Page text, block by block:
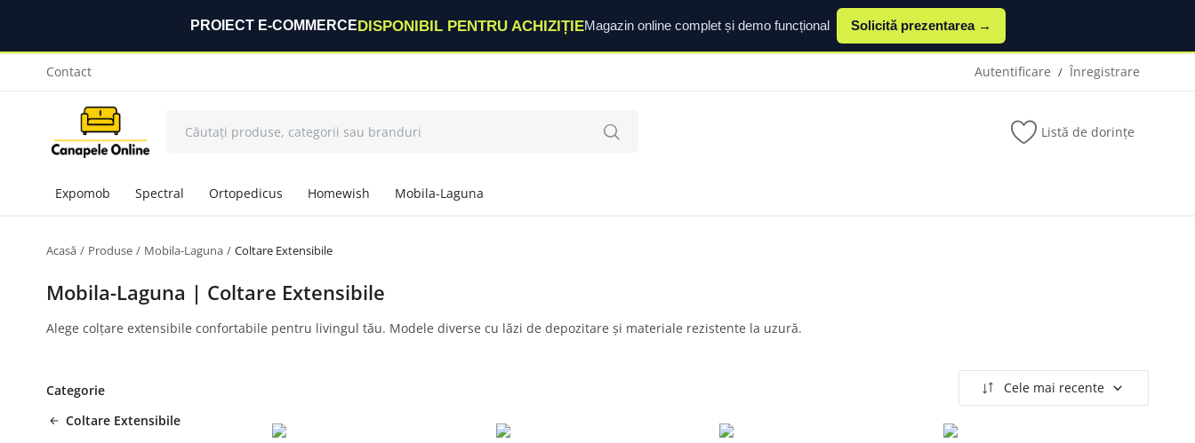
PROIECT E-COMMERCEDISPONIBIL PENTRU ACHIZIȚIEMagazin online complet și demo funcțional Solicită prezentarea →
Contact Autentificare / Înregistrare
Listă de dorințe
Expomob Spectral Ortopedicus Homewish Mobila-Laguna
Acasă Produse Mobila-Laguna Coltare Extensibile
Mobila-Laguna | Coltare Extensibile
Alege colțare extensibile confortabile pentru livingul tău. Modele diverse cu lăzi de depozitare și materiale rezistente la uzură.
Categorie
Coltare Extensibile
Cele mai recente